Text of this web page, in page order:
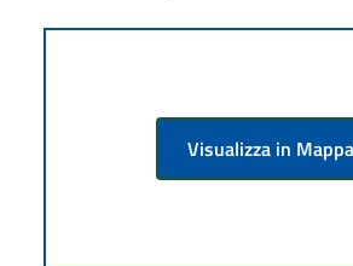
Visualizza in Mappa